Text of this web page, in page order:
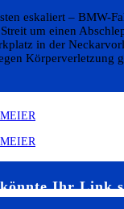
eskaliert – BMW-
um einen
in der
Körperverletzung
Ihr Link